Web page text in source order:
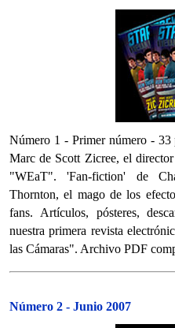
Número 1 - Primer número - 33
Marc de Scott Zicree, el
"WEaT". 'Fan-fiction' de
Thornton, el mago de los
fans. Artículos, pósteres,
nuestra primera revista
las Cámaras". Archivo PDF
Número 2 - Junio 2007